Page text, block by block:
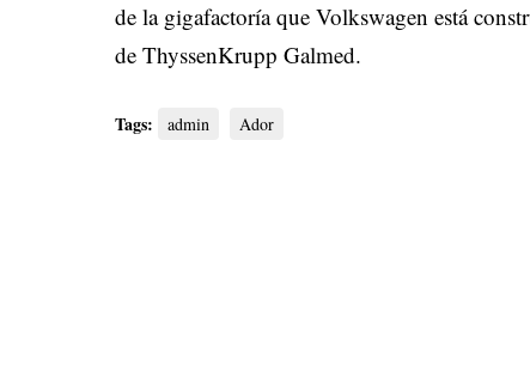
de la gigafactoría que Volkswagen está
de ThyssenKrupp Galmed.
Tags: admin Ador